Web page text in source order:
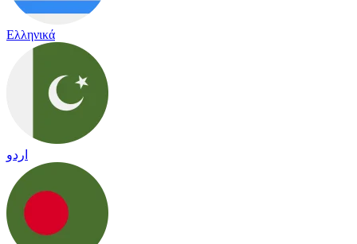
Ελληνικά
اردو